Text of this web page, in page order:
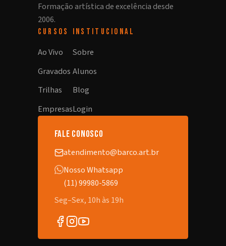
Formação artística de excelência desde
2006.
CURSOS
Ao Vivo
Gravados
Trilhas
Empresas
INSTITUCIONAL
Sobre
Alunos
Blog
Login
fale conosco
atendimento@barco.art.br
Nosso Whatsapp
(11) 99980-5869
Seg–Sex, 10h às 19h